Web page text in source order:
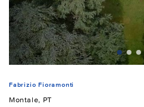
Fabrizio Fioramonti
Montale, PT